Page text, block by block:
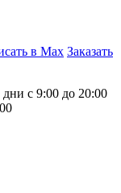
в Max Заказать
с 9:00 до 20:00